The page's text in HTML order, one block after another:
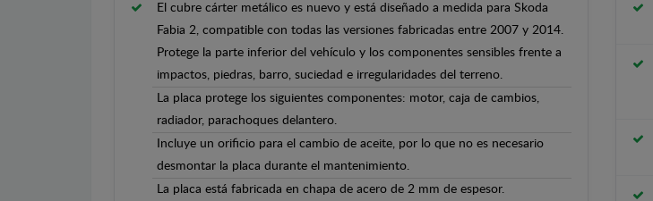
El cubre cárter metálico es nuevo y está diseñado a medida para Skoda
Fabia 2, compatible con todas las versiones fabricadas entre 2007 y 2014.
Protege la parte inferior del vehículo y los componentes sensibles frente a
impactos, piedras, barro, suciedad e irregularidades del terreno.
La placa protege los siguientes componentes: motor, caja de cambios,
radiador, parachoques delantero.
Incluye un orificio para el cambio de aceite, por lo que no es necesario
desmontar la placa durante el mantenimiento.
La placa está fabricada en chapa de acero de 2 mm de espesor.